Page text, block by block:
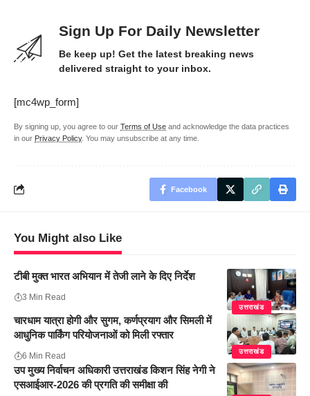
Sign Up For Daily Newsletter
Be keep up! Get the latest breaking news
delivered straight to your inbox.
[mc4wp_form]
By signing up, you agree to our Terms of Use and acknowledge the data practices
in our Privacy Policy. You may unsubscribe at any time.
Facebook
You Might also Like
उत्तराखंड
टीबी मुक्त भारत अभियान में तेजी लाने के दिए निर्देश
3 Min Read
उत्तराखंड
चारधाम यात्रा होगी और सुगम, कर्णप्रयाग और सिमली में
आधुनिक पार्किंग परियोजनाओं को मिली रफ्तार
6 Min Read
उप मुख्य निर्वाचन अधिकारी उत्तराखंड किशन सिंह नेगी ने
एसआईआर-2026 की प्रगति की समीक्षा की